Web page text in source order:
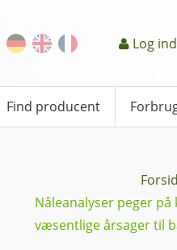
Log ind
Find producent
Nåleanalyser peger
væsentlige årsager til